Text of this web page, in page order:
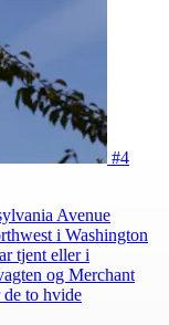
#4
Avenue
i Washington
tjent eller i
og Merchant
to hvide